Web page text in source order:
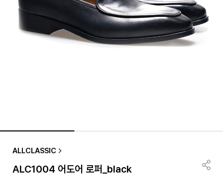
ALLCLASSIC
ALC1004 어도어 로퍼_black